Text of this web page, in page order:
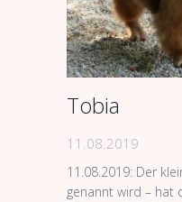
Tobia
11.08.2019
11.08.2019: Der
genannt wird – hat